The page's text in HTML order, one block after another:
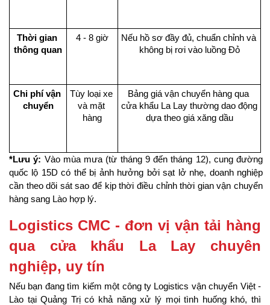
Thời gian
thông quan
4 - 8 giờ
Nếu hồ sơ đầy đủ, chuẩn chỉnh và
không bị rơi vào luồng Đỏ
Chi phí vận
chuyển
Tùy loại xe
và mặt
hàng
Bảng giá vận chuyển hàng qua
cửa khẩu La Lay thường dao động
dựa theo giá xăng dầu
*Lưu ý: Vào mùa mưa (từ tháng 9 đến tháng 12), cung đường
quốc lộ 15D có thể bị ảnh hưởng bởi sạt lở nhẹ, doanh nghiệp
cần theo dõi sát sao để kịp thời điều chỉnh thời gian vận chuyển
hàng sang Lào hợp lý.
Logistics CMC - đơn vị vận tải hàng
qua cửa khẩu La Lay chuyên
nghiệp, uy tín
Nếu bạn đang tìm kiếm một công ty Logistics vận chuyển Việt -
Lào tại Quảng Trị có khả năng xử lý mọi tình huống khó, thì